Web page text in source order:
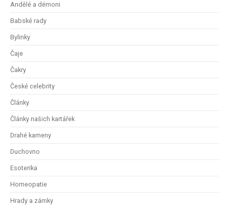
Andělé a démoni
Babské rady
Bylinky
Čaje
Čakry
České celebrity
Články
Články našich kartářek
Drahé kameny
Duchovno
Esoterika
Homeopatie
Hrady a zámky